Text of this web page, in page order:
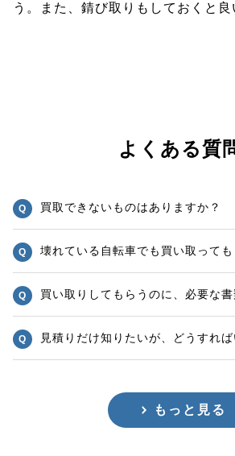
う。また、錆び取りもしておくと良
よくある質
買取できないものはありますか？
壊れている自転車でも買い取っても
買い取りしてもらうのに、必要な書
見積りだけ知りたいが、どうすれば
もっと見る